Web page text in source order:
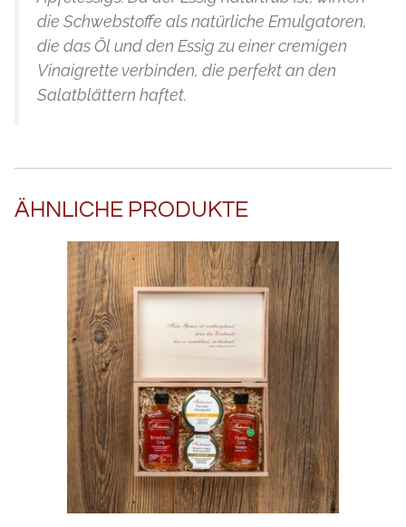
die Schwebstoffe als natürliche Emulgatoren,
die das Öl und den Essig zu einer cremigen
Vinaigrette verbinden, die perfekt an den
Salatblättern haftet.
ÄHNLICHE PRODUKTE